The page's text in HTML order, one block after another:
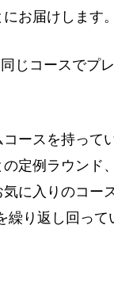
お届けします。
じコースでプ
ースを持って
定例ラウンド
に入りのコー
繰り返し回って